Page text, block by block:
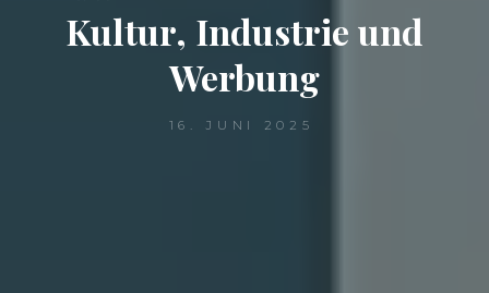
Kultur, Industrie und
Werbung
16. JUNI 2025